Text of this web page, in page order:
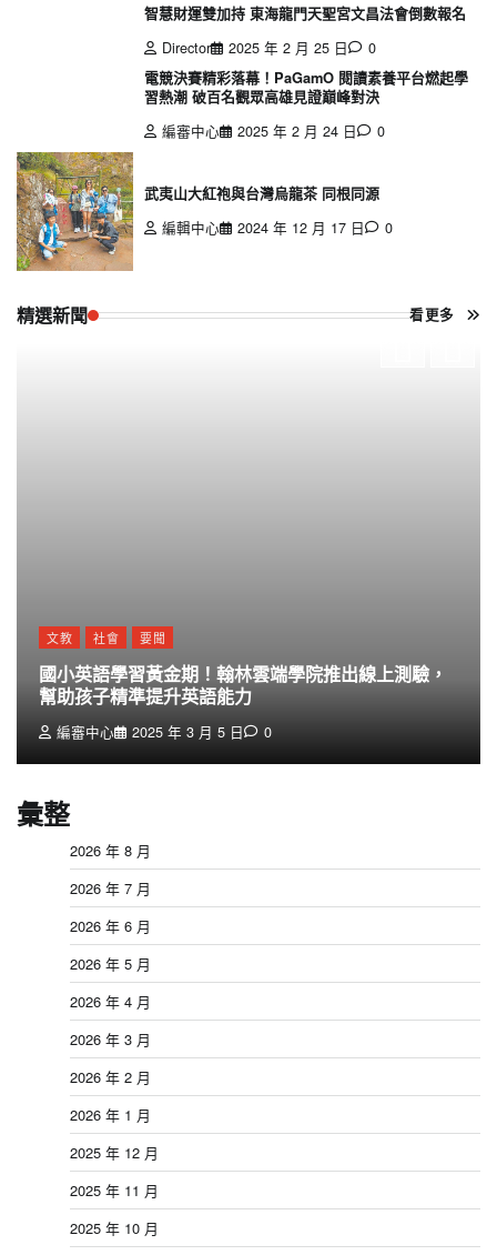
智慧財運雙加持 東海龍門天聖宮文昌法會倒數報名
Director
2025 年 2 月 25 日
0
電競決賽精彩落幕！PaGamO 閱讀素養平台燃起學
習熱潮 破百名觀眾高雄見證巔峰對決
編審中心
2025 年 2 月 24 日 0
武夷山大紅袍與台灣烏龍茶 同根同源
編輯中心
2024 年 12 月 17 日 0
精選新聞 看更多
文教 社會 要聞
國小英語學習黃金期！翰林雲端學院推出線上測驗，
幫助孩子精準提升英語能力
編審中心 2025 年 3 月 5 日 0
彙整
2026 年 8 月
2026 年 7 月
2026 年 6 月
2026 年 5 月
2026 年 4 月
2026 年 3 月
2026 年 2 月
2026 年 1 月
2025 年 12 月
2025 年 11 月
2025 年 10 月